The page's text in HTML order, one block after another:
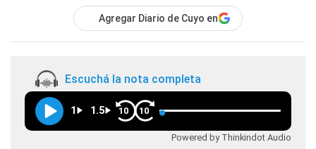
Agregar Diario de Cuyo en
Escuchá la nota completa
1 1.5 10 10
Powered by Thinkindot Audio